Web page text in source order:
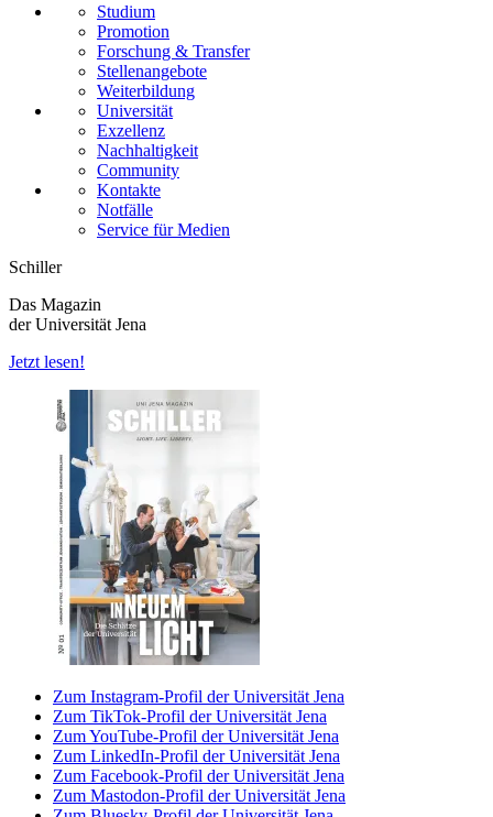
Studium
Promotion
Forschung & Transfer
Stellenangebote
Weiterbildung
Universität
Exzellenz
Nachhaltigkeit
Community
Kontakte
Notfälle
Service für Medien
Schiller
Das Magazin
der Universität Jena
Jetzt lesen!
Zum Instagram-Profil der Universität Jena
Zum TikTok-Profil der Universität Jena
Zum YouTube-Profil der Universität Jena
Zum LinkedIn-Profil der Universität Jena
Zum Facebook-Profil der Universität Jena
Zum Mastodon-Profil der Universität Jena